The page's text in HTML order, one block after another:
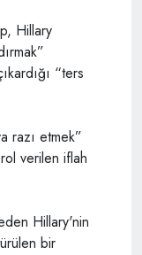
Hillary
“ters
razı etmek”
verilen iflah
Hillary'nin
bir